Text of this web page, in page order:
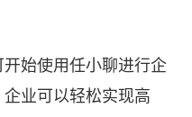
始使用任小聊进行企
业可以轻松实现高